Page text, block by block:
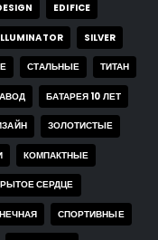
EDIFICE
SILVER
СТАЛЬНЫЕ ТИТАН
БАТАРЕЯ 10 ЛЕТ
ЗОЛОТИСТЫЕ
КОМПАКТНЫЕ
СЕРДЦЕ
СПОРТИВНЫЕ